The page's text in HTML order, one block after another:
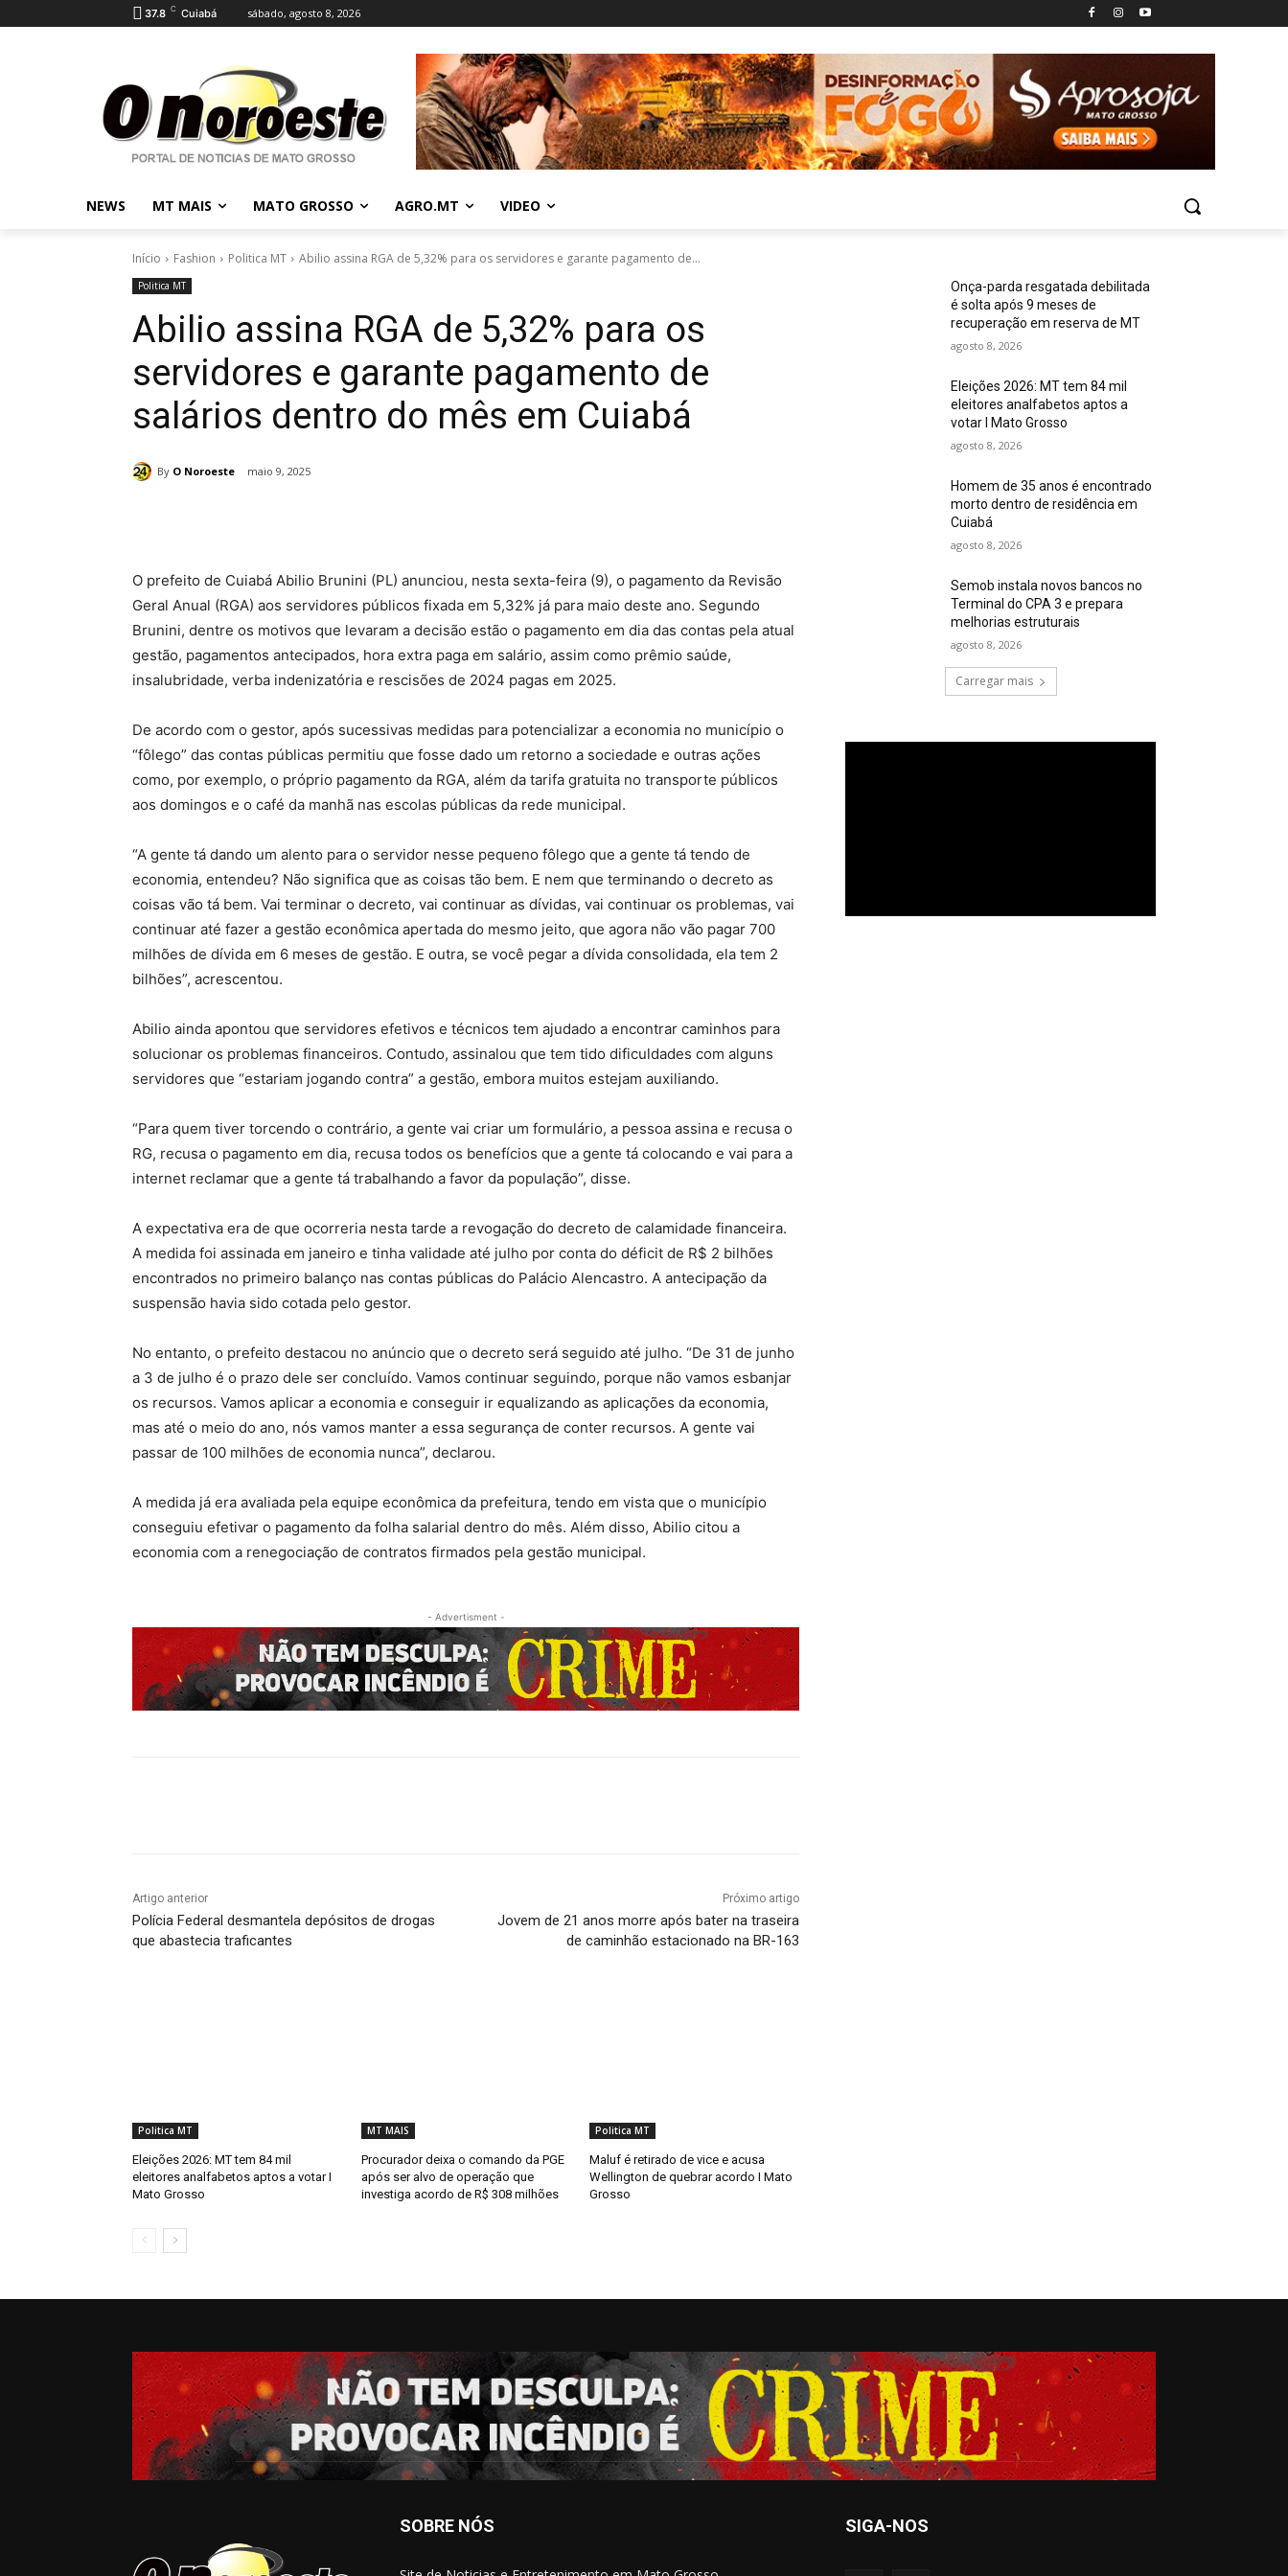
37.8 C Cuiabá sábado, agosto 8, 2026
NEWS MT MAIS MATO GROSSO AGRO.MT VIDEO
Início Fashion Politica MT Abilio assina RGA de 5,32% para os servidores e garante pagamento de...
Politica MT
Abilio assina RGA de 5,32% para os
servidores e garante pagamento de
salários dentro do mês em Cuiabá
By O Noroeste maio 9, 2025
O prefeito de Cuiabá Abilio Brunini (PL) anunciou, nesta sexta-feira (9), o pagamento da Revisão
Geral Anual (RGA) aos servidores públicos fixada em 5,32% já para maio deste ano. Segundo
Brunini, dentre os motivos que levaram a decisão estão o pagamento em dia das contas pela atual
gestão, pagamentos antecipados, hora extra paga em salário, assim como prêmio saúde,
insalubridade, verba indenizatória e rescisões de 2024 pagas em 2025.
De acordo com o gestor, após sucessivas medidas para potencializar a economia no município o
“fôlego” das contas públicas permitiu que fosse dado um retorno a sociedade e outras ações
como, por exemplo, o próprio pagamento da RGA, além da tarifa gratuita no transporte públicos
aos domingos e o café da manhã nas escolas públicas da rede municipal.
“A gente tá dando um alento para o servidor nesse pequeno fôlego que a gente tá tendo de
economia, entendeu? Não significa que as coisas tão bem. E nem que terminando o decreto as
coisas vão tá bem. Vai terminar o decreto, vai continuar as dívidas, vai continuar os problemas, vai
continuar até fazer a gestão econômica apertada do mesmo jeito, que agora não vão pagar 700
milhões de dívida em 6 meses de gestão. E outra, se você pegar a dívida consolidada, ela tem 2
bilhões”, acrescentou.
Abilio ainda apontou que servidores efetivos e técnicos tem ajudado a encontrar caminhos para
solucionar os problemas financeiros. Contudo, assinalou que tem tido dificuldades com alguns
servidores que “estariam jogando contra” a gestão, embora muitos estejam auxiliando.
“Para quem tiver torcendo o contrário, a gente vai criar um formulário, a pessoa assina e recusa o
RG, recusa o pagamento em dia, recusa todos os benefícios que a gente tá colocando e vai para a
internet reclamar que a gente tá trabalhando a favor da população”, disse.
A expectativa era de que ocorreria nesta tarde a revogação do decreto de calamidade financeira.
A medida foi assinada em janeiro e tinha validade até julho por conta do déficit de R$ 2 bilhões
encontrados no primeiro balanço nas contas públicas do Palácio Alencastro. A antecipação da
suspensão havia sido cotada pelo gestor.
No entanto, o prefeito destacou no anúncio que o decreto será seguido até julho. “De 31 de junho
a 3 de julho é o prazo dele ser concluído. Vamos continuar seguindo, porque não vamos esbanjar
os recursos. Vamos aplicar a economia e conseguir ir equalizando as aplicações da economia,
mas até o meio do ano, nós vamos manter a essa segurança de conter recursos. A gente vai
passar de 100 milhões de economia nunca”, declarou.
A medida já era avaliada pela equipe econômica da prefeitura, tendo em vista que o município
conseguiu efetivar o pagamento da folha salarial dentro do mês. Além disso, Abilio citou a
economia com a renegociação de contratos firmados pela gestão municipal.
- Advertisment -
Artigo anterior
Polícia Federal desmantela depósitos de drogas
que abastecia traficantes
Próximo artigo
Jovem de 21 anos morre após bater na traseira
de caminhão estacionado na BR-163
Politica MT
Eleições 2026: MT tem 84 mil
eleitores analfabetos aptos a votar I
Mato Grosso
MT MAIS
Procurador deixa o comando da PGE
após ser alvo de operação que
investiga acordo de R$ 308 milhões
Politica MT
Maluf é retirado de vice e acusa
Wellington de quebrar acordo I Mato
Grosso
Onça-parda resgatada debilitada
é solta após 9 meses de
recuperação em reserva de MT
agosto 8, 2026
Eleições 2026: MT tem 84 mil
eleitores analfabetos aptos a
votar I Mato Grosso
agosto 8, 2026
Homem de 35 anos é encontrado
morto dentro de residência em
Cuiabá
agosto 8, 2026
Semob instala novos bancos no
Terminal do CPA 3 e prepara
melhorias estruturais
agosto 8, 2026
Carregar mais
SOBRE NÓS SIGA-NOS